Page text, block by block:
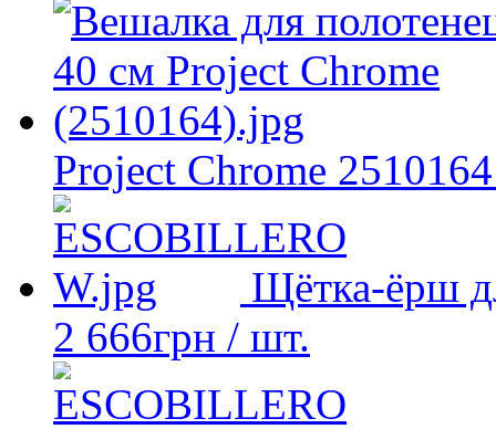
Project Chrome 2510164
Щётка-ёрш
2 666грн / шт.